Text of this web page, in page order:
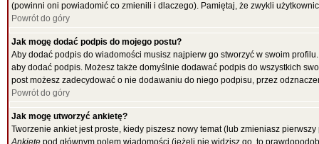
(powinni oni powiadomić co zmienili i dlaczego). Pamiętaj, że zwykli
Powrót do góry
Jak mogę dodać podpis do mojego postu?
Aby dodać podpis do wiadomości musisz najpierw go stworzyć w swoim
aby dodać podpis. Możesz także domyślnie dodawać podpis do wszystkich
post możesz zadecydować o nie dodawaniu do niego podpisu, przez
Powrót do góry
Jak mogę utworzyć ankietę?
Tworzenie ankiet jest proste, kiedy piszesz nowy temat (lub zmieniasz
Ankietę pod głównym polem wiadomości (jeżeli nie widzisz go, to